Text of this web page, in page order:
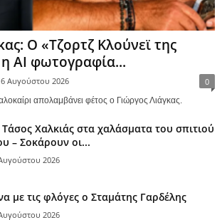
Ο «Τζορτζ Κλούνεϊ της
η AI φωτογραφία...
6 Αυγούστου 2026 0
απολαμβάνει φέτος ο Γιώργος Λιάγκας.
Χαλκιάς στα χαλάσματα του σπιτιού
– Σοκάρουν οι...
2026
με τις φλόγες ο Σταμάτης Γαρδέλης
2026